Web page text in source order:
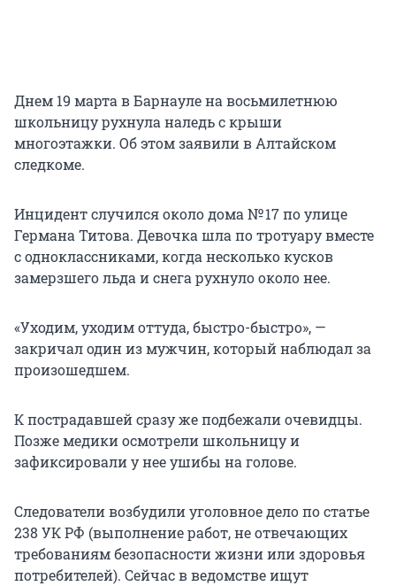
Днем 19 марта в Барнауле на восьмилетнюю
школьницу рухнула наледь с крыши
многоэтажки. Об этом заявили в Алтайском
следкоме.
Инцидент случился около дома № 17 по улице
Германа Титова. Девочка шла по тротуару вместе
с одноклассниками, когда несколько кусков
замерзшего льда и снега рухнуло около нее.
«Уходим, уходим оттуда, быстро-быстро», —
закричал один из мужчин, который наблюдал за
произошедшем.
К пострадавшей сразу же подбежали очевидцы.
Позже медики осмотрели школьницу и
зафиксировали у нее ушибы на голове.
Следователи возбудили уголовное дело по статье
238 УК РФ (выполнение работ, не отвечающих
требованиям безопасности жизни или здоровья
потребителей). Сейчас в ведомстве ищут